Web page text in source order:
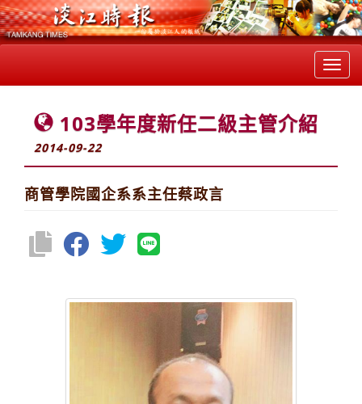
103學年度新任二級主管介紹
2014-09-22
商管學院國企系系主任蔡政言